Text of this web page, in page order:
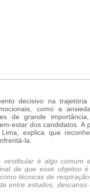
decisivo na
como a
de grande
estar dos candidatos. A
explica que
la.
vestibular é algo
de que esse objetivo
técnicas de
entre estudos, descanso